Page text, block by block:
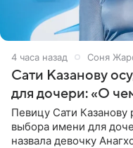
4 часа назад Соня
Сати Казанову
для дочери: «О
Певицу Сати Казанову
выбора имени для
назвала девочку